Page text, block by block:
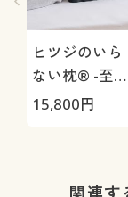
ヒツジのいら
ない枕® -至
極-
15,800円
関連す